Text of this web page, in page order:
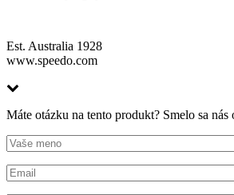
Est. Australia 1928
www.speedo.com
Máte otázku na tento produkt? Smelo sa nás